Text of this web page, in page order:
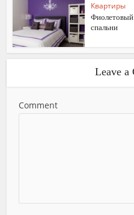
Квартиры
Фиолетовый
спальни
Leave a
Comment